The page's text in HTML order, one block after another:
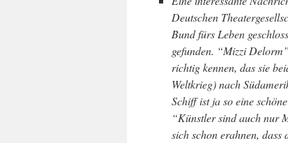
Deutschen
Bund fürs Leben
gefunden. “Mizzi
richtig kennen, das sie
Weltkrieg) nach
Schiff ist ja so eine
“Künstler sind auch nur
sich schon erahnen,